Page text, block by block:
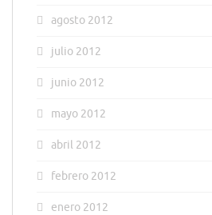
agosto 2012
julio 2012
junio 2012
mayo 2012
abril 2012
febrero 2012
enero 2012